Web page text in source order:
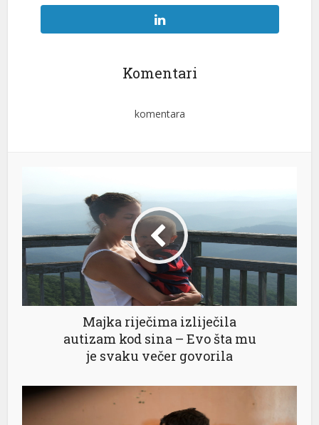
Komentari
komentara
Majka riječima izliječila
autizam kod sina – Evo šta mu
je svaku večer govorila